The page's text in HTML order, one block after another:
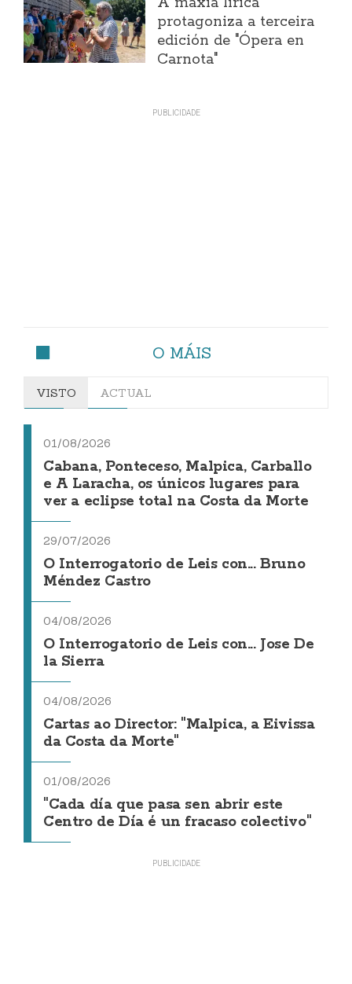
protagoniza a terceira
edición de "Ópera en
Carnota"
O MÁIS
VISTO ACTUAL
01/08/2026
Cabana, Ponteceso, Malpica, Carballo
e A Laracha, os únicos lugares para
ver a eclipse total na Costa da Morte
29/07/2026
O Interrogatorio de Leis con... Bruno
Méndez Castro
04/08/2026
O Interrogatorio de Leis con... Jose De
la Sierra
04/08/2026
Cartas ao Director: "Malpica, a Eivissa
da Costa da Morte"
01/08/2026
"Cada día que pasa sen abrir este
Centro de Día é un fracaso colectivo"